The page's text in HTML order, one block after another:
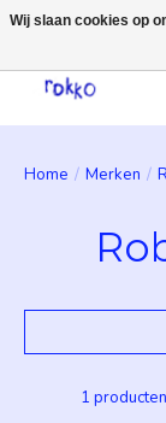
Home / Merken /
1 producten
Wij slaan cookies op